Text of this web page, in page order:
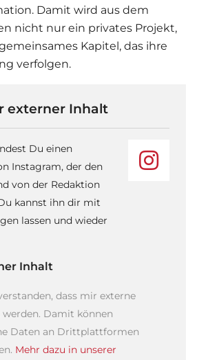
Damit wird aus dem
nicht nur ein privates Projekt,
Kapitel, das ihre
verfolgen.
externer Inhalt
Du einen
Instagram, der den
von der Redaktion
kannst ihn dir mit
lassen und wieder
Inhalt
dass mir externe
Damit können
Daten an Drittplattformen
Mehr dazu in unserer